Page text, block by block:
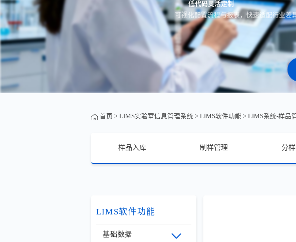
低代码灵活定制
可视化配置流程与报表，快速适配行业差
首页 > LIMS实验室信息管理系统 > LIMS软件功能 > LIMS系统-样品
样品入库 制样管理 分
LIMS软件功能
基础数据